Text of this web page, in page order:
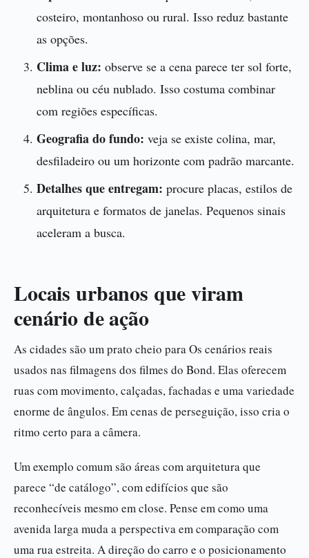
costeiro, montanhoso ou rural. Isso reduz bastante
as opções.
Clima e luz: observe se a cena parece ter sol forte,
neblina ou céu nublado. Isso costuma combinar
com regiões específicas.
Geografia do fundo: veja se existe colina, mar,
desfiladeiro ou um horizonte com padrão marcante.
Detalhes que entregam: procure placas, estilos de
arquitetura e formatos de janelas. Pequenos sinais
aceleram a busca.
Locais urbanos que viram
cenário de ação
As cidades são um prato cheio para Os cenários reais
usados nas filmagens dos filmes do Bond. Elas oferecem
ruas com movimento, calçadas, fachadas e uma variedade
enorme de ângulos. Em cenas de perseguição, isso cria o
ritmo certo para a câmera.
Um exemplo comum são áreas com arquitetura que
parece “de catálogo”, com edifícios que são
reconhecíveis mesmo em close. Pense em como uma
avenida larga muda a perspectiva em comparação com
uma rua estreita. A direção do carro e o posicionamento